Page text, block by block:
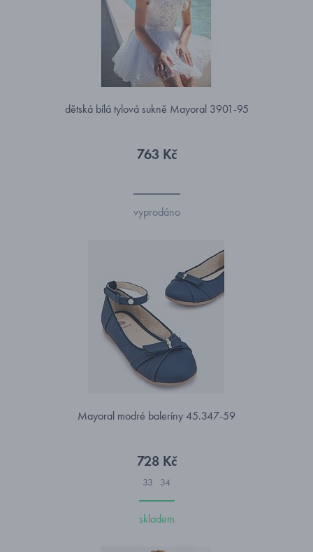
dětská bílá tylová sukně Mayoral 3901-95
763 Kč
vyprodáno
Mayoral modré baleríny 45.347-59
728 Kč
33 34
skladem